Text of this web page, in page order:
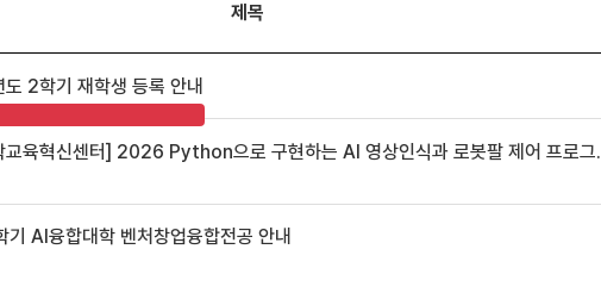
제목
2학기 재학생 등록 안내
육혁신센터] 2026 Python으로 구현하는 AI 영상인식과 로봇팔 제어 프로그램 신청 안내
AI융합대학 벤처창업융합전공 안내